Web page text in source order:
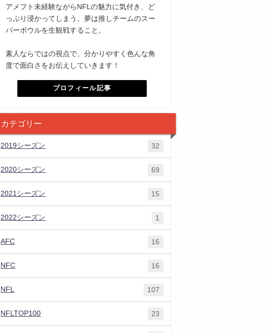
アメフト未経験ながらNFLの魅力に気付き、ど
っぷり浸かってしまう。夢は推しチームのスー
パーボウルを生観戦すること。
素人ならではの視点で、分かりやすく色んな角
度で面白さをお伝えしていきます！
プロフィール記事
カテゴリー
2019シーズン 32
2020シーズン 69
2021シーズン 15
2022シーズン 1
AFC 16
NFC 16
NFL 107
NFLTOP100 23